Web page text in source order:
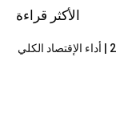
الأكثر قراءة
إجمالي الناتج المحلي 2025 | أداء الإقتصاد الكلي